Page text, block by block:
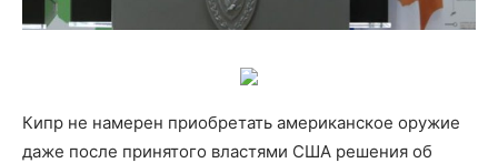
Кипр не намерен приобретать американское оружие
даже после принятого властями США решения об